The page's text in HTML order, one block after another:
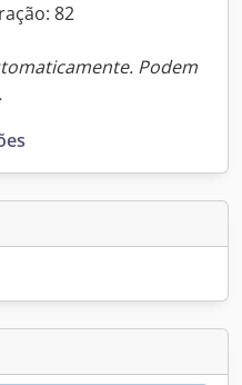
82
Podem